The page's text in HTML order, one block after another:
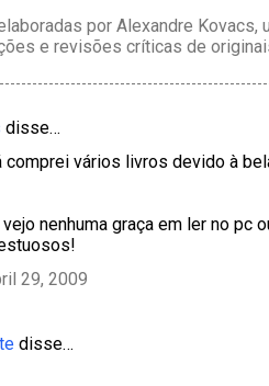
por Alexandre Kovacs,
e revisões críticas de
disse…
comprei vários livros devido à
nenhuma graça em ler no pc
29, 2009
disse…